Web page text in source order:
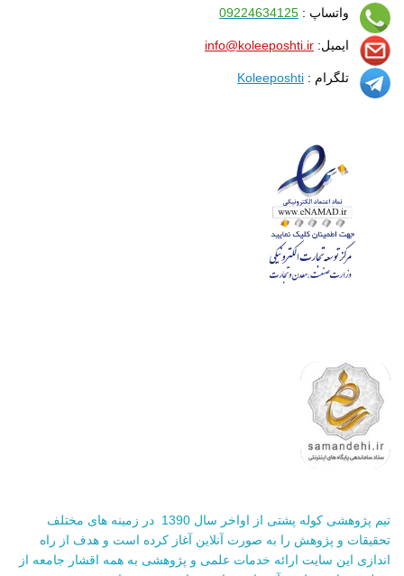
واتساپ : 09224634125
ایمیل: info@koleeposhti.ir
تلگرام : Koleeposhti
تیم پژوهشی کوله پشتی از اواخر سال 1390 در زمینه های مختلف
تحقیقات و پژوهش را به صورت آنلاین آغاز کرده است و هدف از راه
اندازی این سایت ارائه خدمات علمی و پژوهشی به همه اقشار جامعه از